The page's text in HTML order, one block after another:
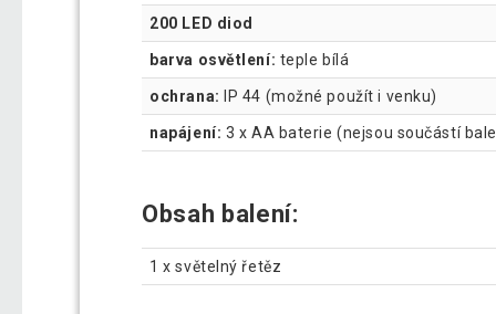
200 LED diod
barva osvětlení: teple bílá
ochrana: IP 44 (možné použít i venku)
napájení: 3 x AA baterie (nejsou součástí
Obsah balení:
1 x světelný řetěz